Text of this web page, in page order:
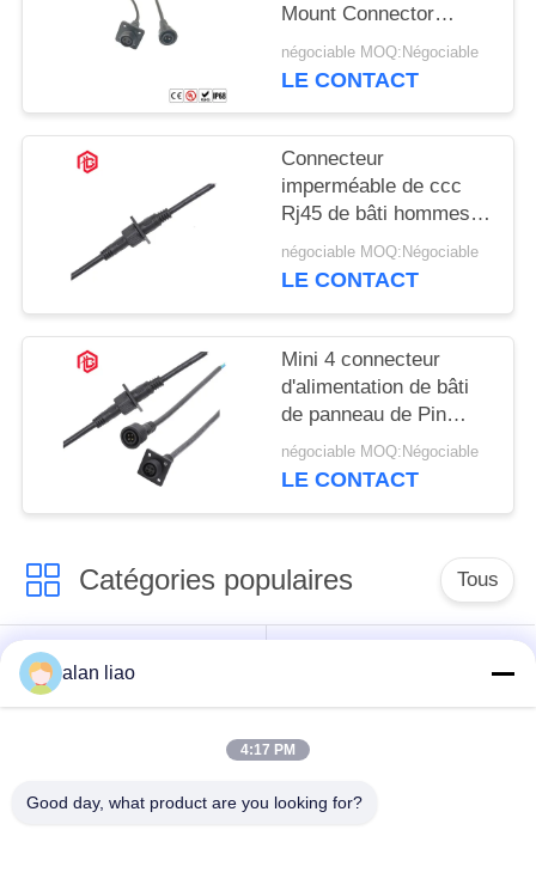
Mount Connector
hommes-femmes
négociable MOQ:Négociable
LE CONTACT
Connecteur
imperméable de ccc
Rj45 de bâti hommes-
femmes de panneau
négociable MOQ:Négociable
LE CONTACT
Mini 4 connecteur
d'alimentation de bâti
de panneau de Pin
Flange IP67 6.5mm
négociable MOQ:Négociable
LE CONTACT
Catégories populaires Tous
Connecteur circulaire
imperméable
basse tension
imperméable de
Support de la lampe
alan liao
4:17 PM
Good day, what product are you looking for?